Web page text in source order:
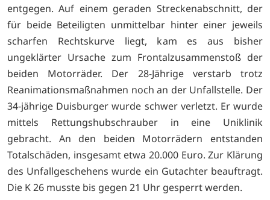
entgegen. Auf einem geraden Streckenabschnitt, der
für beide Beteiligten unmittelbar hinter einer jeweils
scharfen Rechtskurve liegt, kam es aus bisher
ungeklärter Ursache zum Frontalzusammenstoß der
beiden Motorräder. Der 28-Jährige verstarb trotz
Reanimationsmaßnahmen noch an der Unfallstelle. Der
34-jährige Duisburger wurde schwer verletzt. Er wurde
mittels Rettungshubschrauber in eine Uniklinik
gebracht. An den beiden Motorrädern entstanden
Totalschäden, insgesamt etwa 20.000 Euro. Zur Klärung
des Unfallgeschehens wurde ein Gutachter beauftragt.
Die K 26 musste bis gegen 21 Uhr gesperrt werden.